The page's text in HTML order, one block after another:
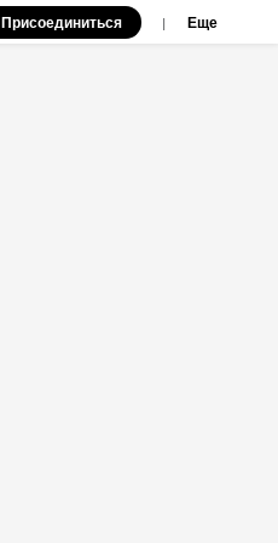
Присоединиться | Еще